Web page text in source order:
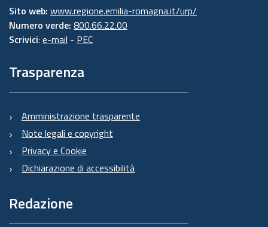
Sito web: www.regione.emilia-romagna.it/urp/
Numero verde: 800.66.22.00
Scrivici: e-mail - PEC
Trasparenza
Amministrazione trasparente
Note legali e copyright
Privacy e Cookie
Dichiarazione di accessibilità
Redazione